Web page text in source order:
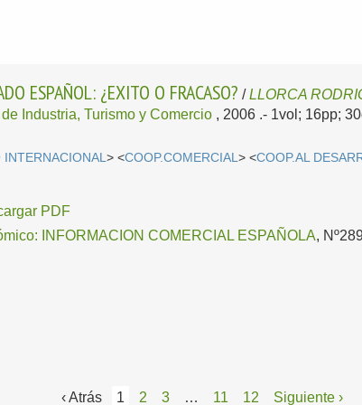
ESPAÑOL: ¿EXITO O FRACASO? /LLORCA
Industria, Turismo y Comercio , 2006 .- 1vol; 16pp;
INTERNACIONAL> <COOP.COMERCIAL> <COOP.AL
PDF
INFORMACION COMERCIAL ESPAÑOLA,
‹ Atrás 1 2 3 … 11 12 Siguiente ›